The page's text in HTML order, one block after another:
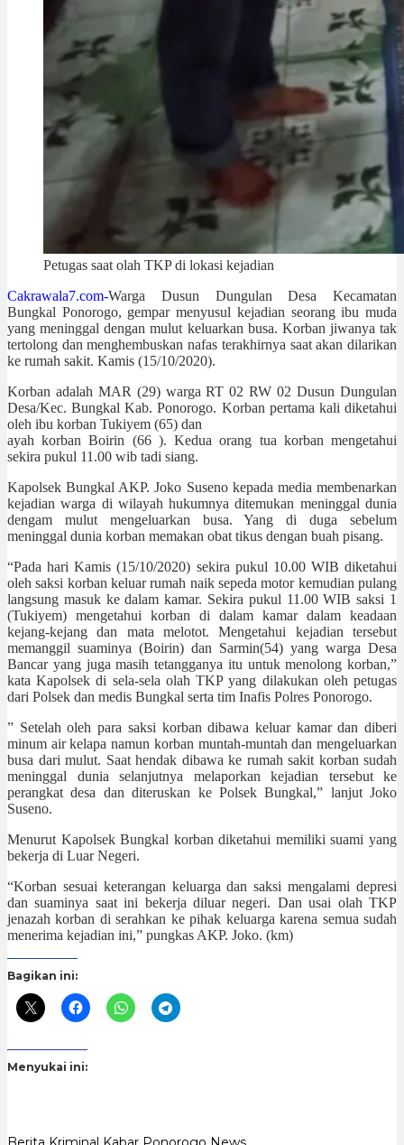
Petugas saat olah TKP di lokasi kejadian
Cakrawala7.com-Warga Dusun Dungulan Desa Kecamatan
Bungkal Ponorogo, gempar menyusul kejadian seorang ibu muda
yang meninggal dengan mulut keluarkan busa. Korban jiwanya tak
tertolong dan menghembuskan nafas terakhirnya saat akan dilarikan
ke rumah sakit. Kamis (15/10/2020).
Korban adalah MAR (29) warga RT 02 RW 02 Dusun Dungulan
Desa/Kec. Bungkal Kab. Ponorogo. Korban pertama kali diketahui
oleh ibu korban Tukiyem (65) dan
ayah korban Boirin (66 ). Kedua orang tua korban mengetahui
sekira pukul 11.00 wib tadi siang.
Kapolsek Bungkal AKP. Joko Suseno kepada media membenarkan
kejadian warga di wilayah hukumnya ditemukan meninggal dunia
dengam mulut mengeluarkan busa. Yang di duga sebelum
meninggal dunia korban memakan obat tikus dengan buah pisang.
“Pada hari Kamis (15/10/2020) sekira pukul 10.00 WIB diketahui
oleh saksi korban keluar rumah naik sepeda motor kemudian pulang
langsung masuk ke dalam kamar. Sekira pukul 11.00 WIB saksi 1
(Tukiyem) mengetahui korban di dalam kamar dalam keadaan
kejang-kejang dan mata melotot. Mengetahui kejadian tersebut
memanggil suaminya (Boirin) dan Sarmin(54) yang warga Desa
Bancar yang juga masih tetangganya itu untuk menolong korban,”
kata Kapolsek di sela-sela olah TKP yang dilakukan oleh petugas
dari Polsek dan medis Bungkal serta tim Inafis Polres Ponorogo.
” Setelah oleh para saksi korban dibawa keluar kamar dan diberi
minum air kelapa namun korban muntah-muntah dan mengeluarkan
busa dari mulut. Saat hendak dibawa ke rumah sakit korban sudah
meninggal dunia selanjutnya melaporkan kejadian tersebut ke
perangkat desa dan diteruskan ke Polsek Bungkal,” lanjut Joko
Suseno.
Menurut Kapolsek Bungkal korban diketahui memiliki suami yang
bekerja di Luar Negeri.
“Korban sesuai keterangan keluarga dan saksi mengalami depresi
dan suaminya saat ini bekerja diluar negeri. Dan usai olah TKP
jenazah korban di serahkan ke pihak keluarga karena semua sudah
menerima kejadian ini,” pungkas AKP. Joko. (km)
Bagikan ini:
Menyukai ini: